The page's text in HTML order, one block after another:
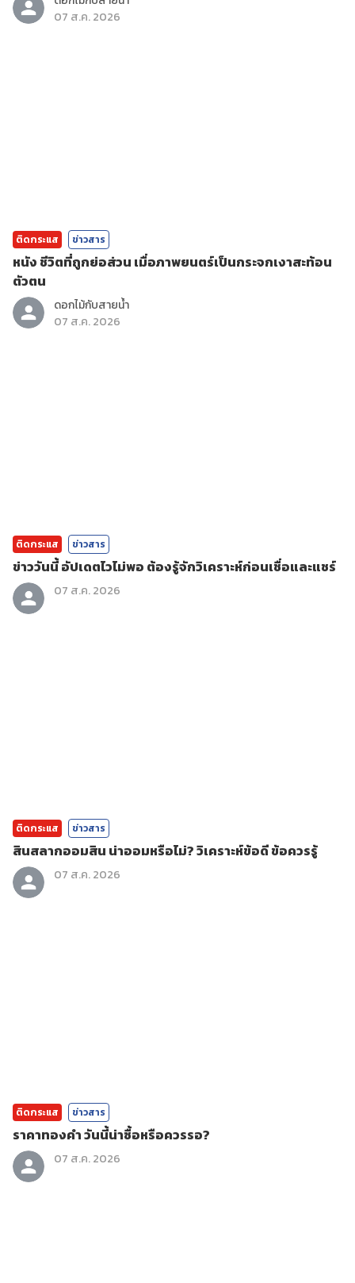
07 ส.ค. 2026
ติดกระแส ข่าวสาร
หนัง ชีวิตที่ถูกย่อส่วน เมื่อภาพยนตร์เป็นกระจกเงาสะท้อน
ตัวตน
ดอกไม้กับสายน้ำ
07 ส.ค. 2026
ติดกระแส ข่าวสาร
ข่าววันนี้ อัปเดตไวไม่พอ ต้องรู้จักวิเคราะห์ก่อนเชื่อและแชร์
07 ส.ค. 2026
ติดกระแส ข่าวสาร
สินสลากออมสิน น่าออมหรือไม่? วิเคราะห์ข้อดี ข้อควรรู้
07 ส.ค. 2026
ติดกระแส ข่าวสาร
ราคาทองคํา วันนี้น่าซื้อหรือควรรอ?
07 ส.ค. 2026